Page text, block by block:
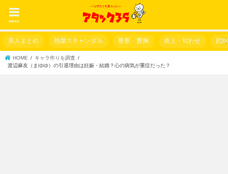
menu
美人まとめ 熱愛スキャンダル 整形・豊胸 炎上・匂わせ 顔
HOME
キャラ作りを調査
渡辺麻友（まゆゆ）の引退理由は妊娠・結婚？心の病気が重症だった？